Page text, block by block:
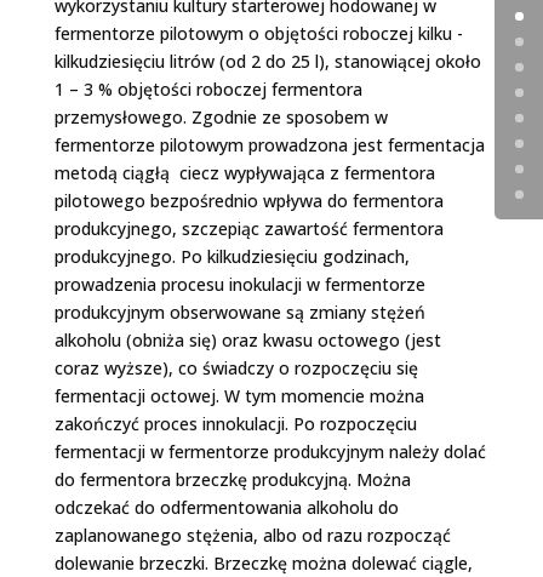
wykorzystaniu kultury starterowej hodowanej w
fermentorze pilotowym o objętości roboczej kilku ­
kilkudziesięciu litrów (od 2 do 25 l), stanowiącej około
1 – 3 % objętości roboczej fermentora
przemysłowego. Zgodnie ze sposobem w
fermentorze pilotowym prowadzona jest fermentacja
metodą ciągłą ­ ciecz wypływająca z fermentora
pilotowego bezpośrednio wpływa do fermentora
produkcyjnego, szczepiąc zawartość fermentora
produkcyjnego. Po kilkudziesięciu godzinach,
prowadzenia procesu inokulacji w fermentorze
produkcyjnym obserwowane są zmiany stężeń
alkoholu (obniża się) oraz kwasu octowego (jest
coraz wyższe), co świadczy o rozpoczęciu się
fermentacji octowej. W tym momencie można
zakończyć proces innokulacji. Po rozpoczęciu
fermentacji w fermentorze produkcyjnym należy dolać
do fermentora brzeczkę produkcyjną. Można
odczekać do odfermentowania alkoholu do
zaplanowanego stężenia, albo od razu rozpocząć
dolewanie brzeczki. Brzeczkę można dolewać ciągle,